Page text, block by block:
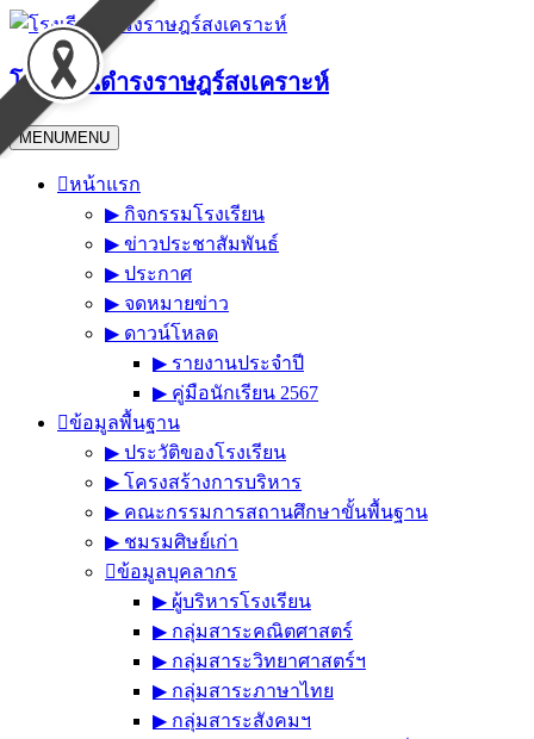
Skip
content
โรงเรียนดำรงราษฎร์สงเคราะห์
MENUMENU
หน้าแรก
▶︎ กิจกรรมโรงเรียน
▶︎ ข่าวประชาสัมพันธ์
▶︎ ประกาศ
▶︎ จดหมายข่าว
▶︎ ดาวน์โหลด
▶︎ รายงานประจำปี
▶︎ คู่มือนักเรียน 2567
ข้อมูลพื้นฐาน
▶︎ ประวัติของโรงเรียน
▶︎ โครงสร้างการบริหาร
▶︎ คณะกรรมการสถานศึกษาขั้นพื้นฐาน
▶︎ ชมรมศิษย์เก่า
ข้อมูลบุคลากร
▶︎ ผู้บริหารโรงเรียน
▶︎ กลุ่มสาระคณิตศาสตร์
▶︎ กลุ่มสาระวิทยาศาสตร์ฯ
▶︎ กลุ่มสาระภาษาไทย
▶︎ กลุ่มสาระสังคมฯ